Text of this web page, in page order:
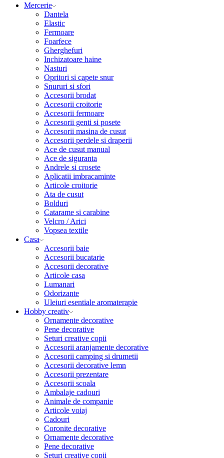
Mercerie
Dantela
Elastic
Fermoare
Foarfece
Gherghefuri
Inchizatoare haine
Nasturi
Opritori si capete snur
Snururi si sfori
Accesorii brodat
Accesorii croitorie
Accesorii fermoare
Accesorii genti si posete
Accesorii masina de cusut
Accesorii perdele si draperii
Ace de cusut manual
Ace de siguranta
Andrele si crosete
Aplicatii imbracaminte
Articole croitorie
Ata de cusut
Bolduri
Catarame si carabine
Velcro / Arici
Vopsea textile
Casa
Accesorii baie
Accesorii bucatarie
Accesorii decorative
Articole casa
Lumanari
Odorizante
Uleiuri esentiale aromaterapie
Hobby creativ
Ornamente decorative
Pene decorative
Seturi creative copii
Accesorii aranjamente decorative
Accesorii camping si drumetii
Accesorii decorative lemn
Accesorii prezentare
Accesorii scoala
Ambalaje cadouri
Animale de companie
Articole voiaj
Cadouri
Coronite decorative
Ornamente decorative
Pene decorative
Seturi creative copii